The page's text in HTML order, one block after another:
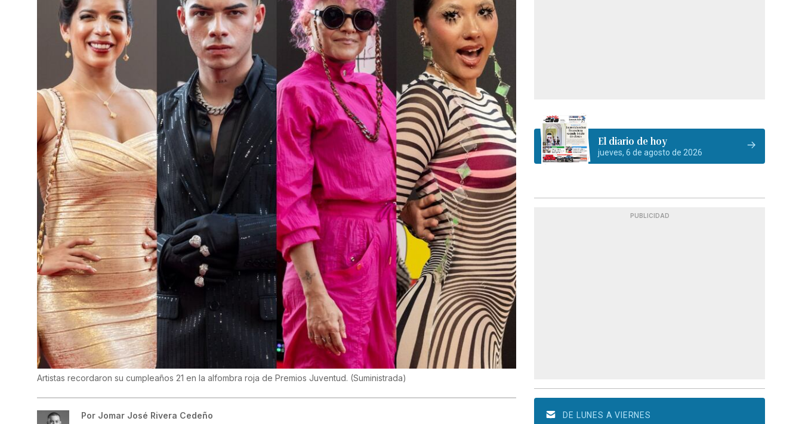
Artistas recordaron su cumpleaños 21 en la alfombra roja de Premios Juventud. (Suministrada)
Por Jomar José Rivera Cedeño
El diario de hoy
jueves, 6 de agosto de 2026
PUBLICIDAD
DE LUNES A VIERNES